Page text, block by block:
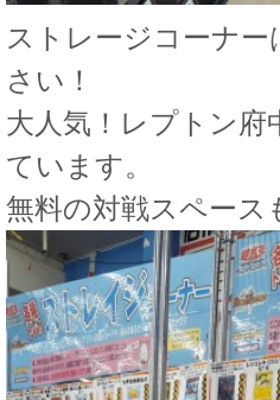
ストレージコーナ
さい！
大人気！レプトン
ています。
無料の対戦スペー